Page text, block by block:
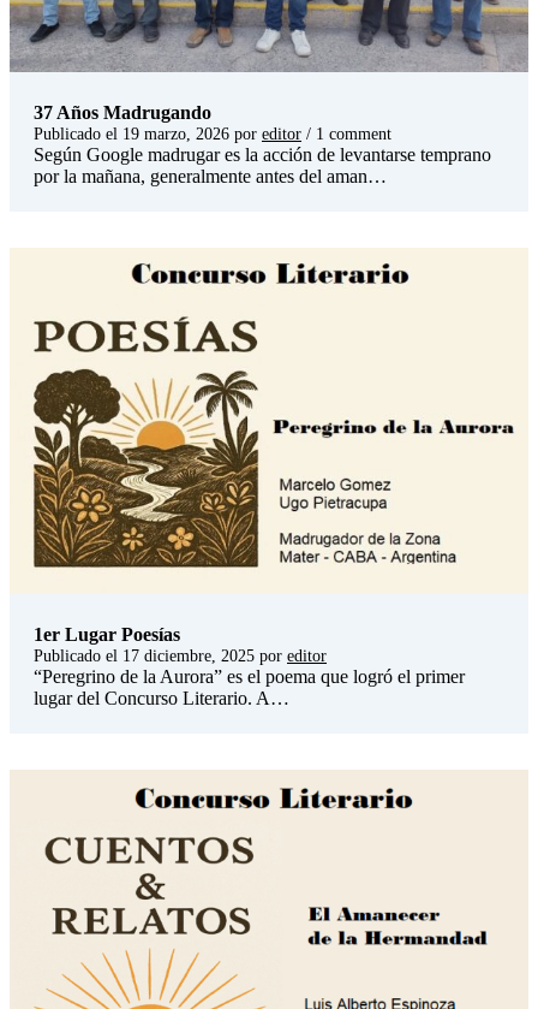
37 Años Madrugando
Publicado el 19 marzo, 2026 por editor / 1 comment
Según Google madrugar es la acción de levantarse temprano
por la mañana, generalmente antes del aman…
1er Lugar Poesías
Publicado el 17 diciembre, 2025 por editor
“Peregrino de la Aurora” es el poema que logró el primer
lugar del Concurso Literario. A…